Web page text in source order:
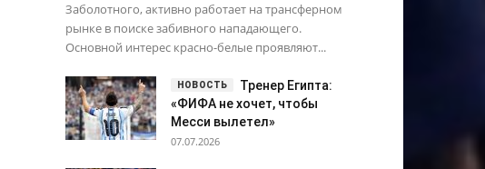
Заболотного, активно работает на трансферном
рынке в поиске забивного нападающего.
Основной интерес красно-белые проявляют...
Тренер Египта:
«ФИФА не хочет, чтобы
Месси вылетел»
07.07.2026